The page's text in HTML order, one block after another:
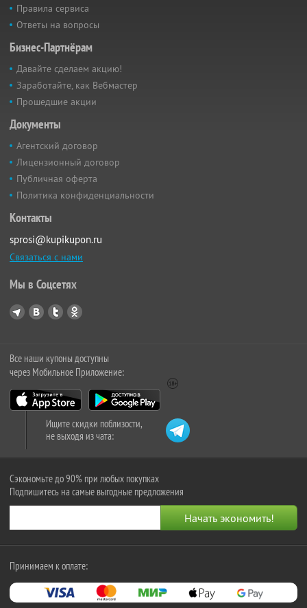
Правила сервиса
Ответы на вопросы
Бизнес-Партнёрам
Давайте сделаем акцию!
Заработайте, как Вебмастер
Прошедшие акции
Документы
Агентский договор
Лицензионный договор
Публичная оферта
Политика конфиденциальности
Контакты
sprosi@kupikupon.ru
Связаться с нами
Мы в Соцсетях
Все наши купоны доступны
через Мобильное Приложение:
Ищите скидки поблизости,
не выходя из чата:
Сэкономьте до 90% при любых покупках
Подпишитесь на самые выгодные предложения
Принимаем к оплате: